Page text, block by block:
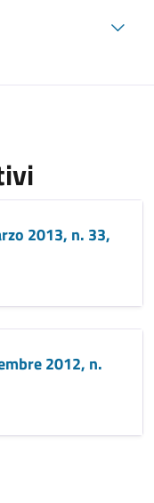
2013, n. 33,
2012, n.